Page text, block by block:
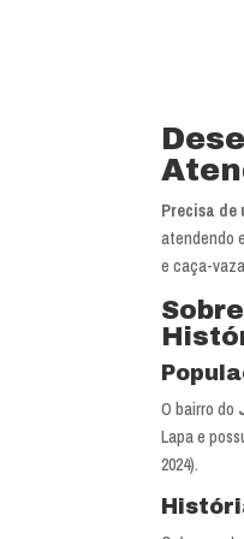
Precisa
atendendo
e caça-
O bairro do
Lapa e
2024).